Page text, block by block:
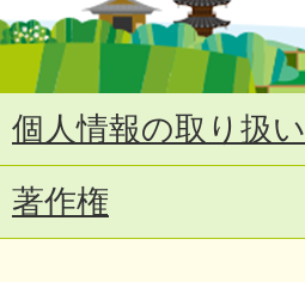
個人情報の取り扱い
著作権